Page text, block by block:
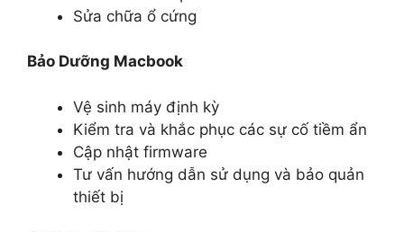
Sửa chữa ổ cứng
Bảo Dưỡng Macbook
Vệ sinh máy định kỳ
Kiểm tra và khắc phục các sự cố tiềm ẩn
Cập nhật firmware
Tư vấn hướng dẫn sử dụng và bảo quản
thiết bị